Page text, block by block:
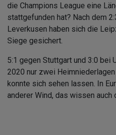
die Champions League eine
stattgefunden hat? Nach dem
Leverkusen haben sich die
Siege gesichert.
5:1 gegen Stuttgart und 3:0 bei
2020 nur zwei
konnte sich sehen lassen. In
anderer Wind, das wissen auch